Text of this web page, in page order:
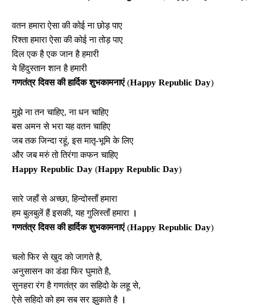
वतन हमारा ऐसा की कोई ना छोड़ पाए
रिश्ता हमारा ऐसा की कोई ना तोड़ पाए
दिल एक है एक जान है हमारी
ये हिंदुस्तान शान है हमारी
गणतंत्र दिवस की हार्दिक शुभकामनाएं(Happy Republic Day)
मुझे ना तन चाहिए, ना धन चाहिए
बस अमन से भरा यह वतन चाहिए
जब तक जिन्दा रहूं, इस मातृ-भूमि के लिए
और जब मरुं तो तिरंगा कफन चाहिए
Happy Republic Day (Happy Republic Day)
सारे जहाँ से अच्छा, हिन्दोस्ताँ हमारा
हम बुलबुलें हैं इसकी, यह गुलिस्ताँ हमारा ।
गणतंत्र दिवस की हार्दिक शुभकामनाएं(Happy Republic Day)
चलो फिर से खुद को जागते है,
अनुसासन का डंडा फिर घुमाते है,
सुनहरा रंग है गणतंत्र का सहिदो के लहू से,
ऐसे सहिदो को हम सब सर झुकाते है ।